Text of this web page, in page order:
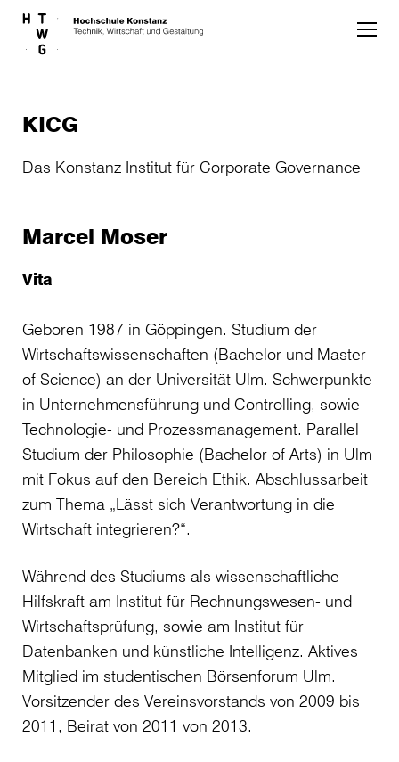
Skip to main content
KICG
Das Konstanz Institut für Corporate Governance
Marcel Moser
Vita
Geboren 1987 in Göppingen. Studium der
Wirtschaftswissenschaften (Bachelor und Master
of Science) an der Universität Ulm. Schwerpunkte
in Unternehmensführung und Controlling, sowie
Technologie- und Prozessmanagement. Parallel
Studium der Philosophie (Bachelor of Arts) in Ulm
mit Fokus auf den Bereich Ethik. Abschlussarbeit
zum Thema „Lässt sich Verantwortung in die
Wirtschaft integrieren?“.
Während des Studiums als wissenschaftliche
Hilfskraft am Institut für Rechnungswesen- und
Wirtschaftsprüfung, sowie am Institut für
Datenbanken und künstliche Intelligenz. Aktives
Mitglied im studentischen Börsenforum Ulm.
Vorsitzender des Vereinsvorstands von 2009 bis
2011, Beirat von 2011 von 2013.